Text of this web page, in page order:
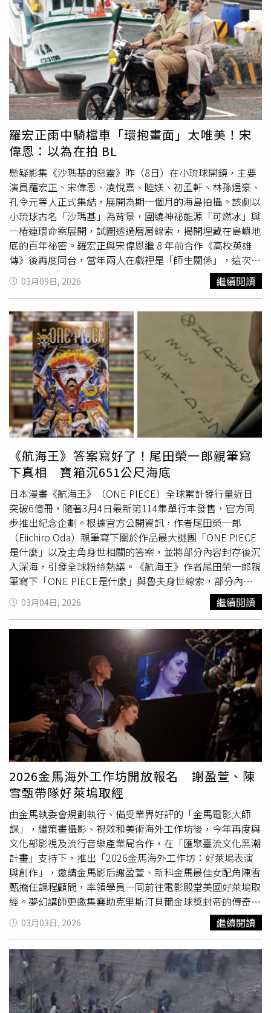
自己非常享受那段日子，甚至在完稿前夕還想拖延一下工作
進度，許茹芸說：「當時有點捨不得結束這個工作。」既然
都已經斜槓了，許茹芸也好奇未來是否有可能發展歌唱以外
的副業，因為她一直幻想做個CEO，感覺氣勢很酷，唐綺陽
笑說：「妳命盤中本來就有文化傳承的使命，像嫁到韓國
去，就會被關注台韓文化交流，還有翻譯英文繪本，這些要
發展成副業未嘗不可，但妳的性格跟雲一樣，不會輕易發展
成一個事業，真要當CEO也不是不行，只是會當得很痛苦，
跟想像中不一樣。」此外，結婚12年，許茹芸和韓籍老公
Mr. Big感情依舊超甜蜜，不時在社群媒體上放閃，她也不吝
分享維繫婚姻的好方法，就是有各自的生活圈、朋友圈，許
茹芸說：「我們是兩個獨立的個體，但一起分享快樂與悲
傷，我和我老公也計畫未來在不同地方都住一下，體驗人
生。」
羅宏正雨中騎檔車「環抱畫面」太唯美！宋
偉恩：以為在拍 BL
懸疑影集《沙瑪基的惡靈》昨（8日）在小琉球開鏡，主要
演員羅宏正、宋偉恩、凌悅熹、睦媄、初孟軒、林孫煜豪、
孔令元等人正式集結，展開為期一個月的海島拍攝。該劇以
小琉球古名「沙瑪基」為背景，圍繞神祕能源「可燃冰」與
一樁連環命案展開，試圖透過層層線索，揭開埋藏在島嶼地
底的百年祕密。羅宏正與宋偉恩繼 8 年前合作《高校英雄
傳》後再度同台，當年兩人在戲裡是「師生關係」，這次在
《沙瑪基的惡靈》成了並肩辦案的兄弟。開拍第一天，就拍
雨中騎檔車的戲碼，由羅宏正騎車，宋偉恩坐在後座緊緊環
抱，畫面格外唯美，宋偉恩事後打趣形容：「當下其實有一
瞬間想說，我是不是在拍BL劇？」懸疑推理影集《沙瑪基
的惡靈》於小琉球開鏡，左起初孟軒、睦媄、林孫煜豪、羅
宏正、凌悅熹、宋偉恩。（圖／答人文創提供）這次要在小
琉球待1個月，宋偉恩行李重達50公斤，其中22公斤竟是保
久乳與高蛋白補給品，讓工作人員虧他「是不是連醋都有
帶」；初孟軒則隨身攜帶彈力繩，每天收工固定訓練。林孫
煜豪為了要拍海邊的戲勤練身材，沒想到定裝時被劇組反應
身材不符合人設要增胖。而羅宏正為了符合角色長期在海島
生活的設定，每天勤噴助曬劑維持深色肌膚，也養成了在島
上健走的習慣。有趣的是，羅宏正在健走過程中，意外被小
琉球街頭巷尾隨處可見的「台式幽默」給圈粉。他分享一路
上看到許多令人會心一笑的招牌，例如小籠包店取名為「梨
小籠」，或是充滿情懷的店名「好想琉住你」。這些結合地
名與創意的諧音梗，讓他大讚島民創意無極限，直呼：「這
些招牌就像島民留給遊客的冷笑話驚喜包，非常值得大家旅
遊時放慢腳步去 尋寶，發現更多讓人拍案叫絕的創意。」羅
宏正（左起）、凌悅熹、宋偉恩主演懸疑推理影集《沙瑪基
的惡靈》。（圖／答人文創提供）
03月09日, 2026 繼續閱讀
《航海王》答案寫好了！尾田榮一郎親筆寫
下真相 寶箱沉651公尺海底
日本漫畫《航海王》（ONE PIECE）全球累計發行量近日
突破6億冊，隨著3月4日最新第114集單行本發售，官方同
步推出紀念企劃。根據官方公開資訊，作者尾田榮一郎
（Eiichiro Oda）親筆寫下關於作品最大謎團「ONE PIECE
是什麼」以及主角身世相關的答案，並將部分內容封存後沉
入深海，引發全球粉絲熱議。《航海王》作者尾田榮一郎親
筆寫下「ONE PIECE是什麼」與魯夫身世線索，部分內容
被封存並沉入651公尺深海。（圖／翻攝自YT，ONE PIECE
公式）從《航海王》官方公布的影片內容顯示，尾田榮一郎
在一張紙上親手寫下兩個問題的答案。其中一個問題是「海
賊王」哥爾D羅傑（Gol D. Roger）所留下的大秘寶「ONE
PIECE」究竟是什麼；另一個則寫下「蒙其D魯夫（Monkey
D. Luffy）是……」，被外界解讀為與主角魯夫身世相關的
重要線索。這張寫有關鍵內容的紙張之後被撕成兩半，上半
部分內容被公開，以原尺寸影印形式刊登在日本《朝日新
聞》與《讀賣新聞》的頭版廣告上；至於寫有最重要答案的
下半部分，則被放入特製寶箱之中，再裝入耐壓容器，最終
沉入海底保存。《航海王》作者尾田榮一郎親筆寫下「ONE
PIECE是什麼」與魯夫身世線索，部分內容被封存並沉入
651公尺深海。（圖／翻攝自YT，ONE PIECE公式）官方影
片顯示，裝有答案的寶箱被送往海洋並沉入水深651公尺的
位置，等同於將《航海王》故事中象徵終極寶藏的概念帶入
現實世界。這項企劃也被視為對粉絲長年追尋「ONE
PIECE是什麼」的一種象徵性回應。《航海王》故事圍繞主
角魯夫展開，他踏上海賊旅程，目標是找到海賊王羅傑留下
的傳說寶藏「ONE PIECE」。多年來讀者對寶藏內容提出
各種猜測，例如象徵友情或夢想等抽象概念。不過尾田榮一
郎過去曾表示，「ONE PIECE」並非抽象象徵，而是一個
確實存在的實體獎勵。《航海王》作者尾田榮一郎親筆寫下
「ONE PIECE是什麼」與魯夫身世線索，部分內容被封存
並沉入651公尺深海。（圖／翻攝自X，@Eiichiro_Staff）另
外，《航海王》自1997年開始在漫畫雜誌《週刊少年
Jump》連載，至今已接近30年。官方統計顯示，作品單行
本在日本國內累計發行量超過4億5000萬冊，海外發行量則
超過1億5000萬冊，全球總量突破6億冊。與2022年8月約5
億1000萬冊相比，短短約3年半時間再增加約9000萬冊，持
03月04日, 2026 繼續閱讀
2026金馬海外工作坊開放報名 謝盈萱、陳
雪甄帶隊好萊塢取經
由金馬執委會規劃執行、備受業界好評的「金馬電影大師
課」，繼策畫攝影、視效和美術海外工作坊後，今年再度與
文化部影視及流行音樂產業局合作，在「匯聚臺流文化黑潮
計畫」支持下，推出「2026金馬海外工作坊：好萊塢表演
與創作」，邀請金馬影后謝盈萱、新科金馬最佳女配角陳雪
甄擔任課程顧問，率領學員一同前往電影殿堂美國好萊塢取
經。夢幻講師更邀集襄助克里斯汀貝爾金球獎封帝的傳奇表
演教練尚路易羅德里格、艾美亞當斯金球獎封后的幕後推手
華納洛夫林，以及輔佐珍妮佛安妮斯頓榮獲艾美獎多項提名
的南希班克斯，引領學員探索影像創作的無限可能。金馬電
影大師課去年邀來好萊塢表演和選角指導開設工作坊，成功
將表演訓練現場搬到台灣，獲得業界高度肯定之餘，也顯示
台灣影視產業對國際交流的殷切需求。因此特別規劃以「表
演與創作」為核心的海外工作坊，帶領演員、導演、編劇等
03月03日, 2026 繼續閱讀